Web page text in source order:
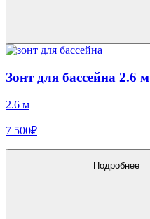
Зонт для бассейна 2.6 м
2.6 м
7 500₽
Подробнее